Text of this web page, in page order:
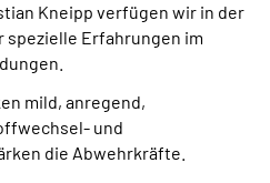
Kneipp verfügen wir in der
spezielle Erfahrungen im
mild, anregend,
und
die Abwehrkräfte.